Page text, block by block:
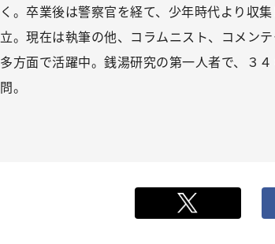
く。卒業後は警察官を経て、少年時代より収
立。現在は執筆の他、コラムニスト、コメン
多方面で活躍中。銭湯研究の第一人者で、３
問。